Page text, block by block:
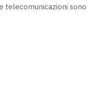
telecomunicazioni sono